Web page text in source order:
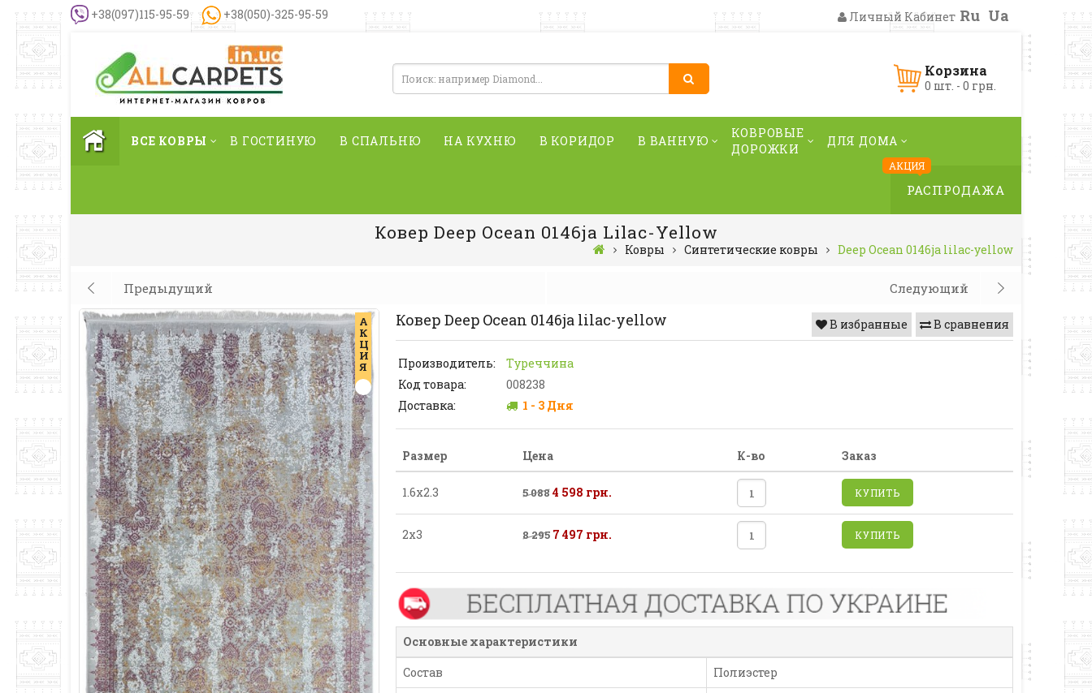
+38(097)115-95-59 +38(050)-325-95-59 Личный Кабинет Ru Ua
Корзина
0 шт. - 0 грн.
ВСЕ КОВРЫ В ГОСТИНУЮ В СПАЛЬНЮ НА КУХНЮ В КОРИДОР В ВАННУЮ
КОВРОВЫЕ
ДОРОЖКИ
ДЛЯ ДОМА
АКЦИЯ
РАСПРОДАЖА
Ковер Deep Ocean 0146ja Lilac-Yellow
Ковры Синтетические ковры Deep Ocean 0146ja lilac-yellow
Предыдущий Следующий
А
К
Ц
И
Я
В сравнения
В избранные
Ковер Deep Ocean 0146ja lilac-yellow
Производитель:
Туреччина
Код товара:
008238
Доставка:
1 - 3 Дня
Размер Цена К-во Заказ
1.6х2.3 5 0884 598 грн. КУПИТЬ
2х3 8 295 7 497 грн. КУПИТЬ
Основные характеристики
Состав
Полиэстер